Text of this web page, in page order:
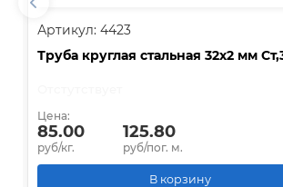
Артикул: 4423
Труба круглая стальная 32х2 мм
Цена:
85.00
руб/кг.
125.80
руб/пог. м.
В корзину